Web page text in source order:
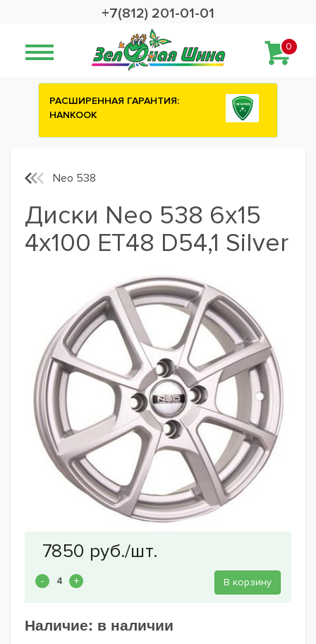
+7(812) 201-01-01
0
Сashback 2500 рублей на зимние
Neo 538
Диски Neo 538 6x15
4x100 ET48 D54,1 Silver
В корзину
Наличие: в наличии